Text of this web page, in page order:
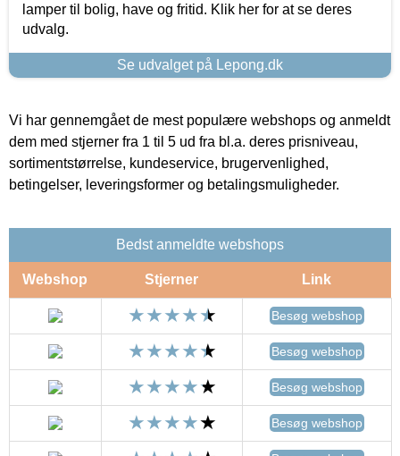
lamper til bolig, have og fritid. Klik her for at se deres
udvalg.
Se udvalget på Lepong.dk
Vi har gennemgået de mest populære webshops og anmeldt
dem med stjerner fra 1 til 5 ud fra bl.a. deres prisniveau,
sortimentstørrelse, kundeservice, brugervenlighed,
betingelser, leveringsformer og betalingsmuligheder.
Bedst anmeldte webshops
Webshop Stjerner Link
Besøg webshop
Besøg webshop
Besøg webshop
Besøg webshop